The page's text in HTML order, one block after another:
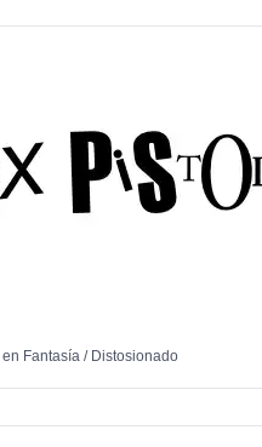
en Fantasía / Distosionado